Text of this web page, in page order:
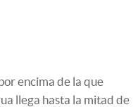
encima de la que
llega hasta la mitad de